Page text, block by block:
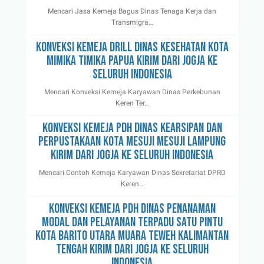
Mencari Jasa Kemeja Bagus Dinas Tenaga Kerja dan
Transmigra…
Konveksi Kemeja Drill Dinas Kesehatan Kota
Mimika Timika Papua Kirim Dari Jogja Ke
Seluruh Indonesia
Mencari Konveksi Kemeja Karyawan Dinas Perkebunan
Keren Ter…
Konveksi Kemeja Pdh Dinas Kearsipan dan
Perpustakaan Kota Mesuji Mesuji Lampung
Kirim Dari Jogja Ke Seluruh Indonesia
Mencari Contoh Kemeja Karyawan Dinas Sekretariat DPRD
Keren…
Konveksi Kemeja Pdh Dinas Penanaman
Modal dan Pelayanan Terpadu Satu Pintu
Kota Barito Utara Muara Teweh Kalimantan
Tengah Kirim Dari Jogja Ke Seluruh